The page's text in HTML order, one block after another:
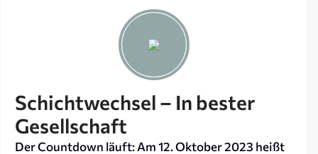
Schichtwechsel – In bester
Gesellschaft
Der Countdown läuft: Am 12. Oktober 2023 heißt